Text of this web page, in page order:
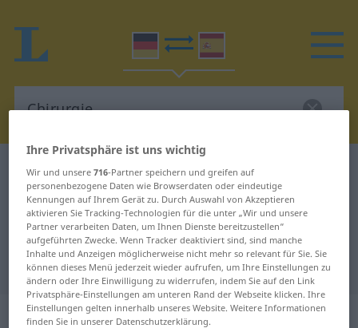
Deutsch-Spanisch Wörterbuch Chirurgie
Deutsch-Spanisch Übersetzung für
"Chirurgie"
"Chirurgie" Spanisch Übersetzung
„Chirurgie“: Femininum
Ihre Privatsphäre ist uns wichtig
Wir und unsere716-Partner speichern und greifen auf
personenbezogene Daten wie Browserdaten oder eindeutige
Kennungen auf Ihrem Gerät zu. Durch Auswahl von Akzeptieren
aktivieren Sie Tracking-Technologien für die unter „Wir und unsere
Partner verarbeiten Daten, um Ihnen Dienste bereitzustellen“
aufgeführten Zwecke. Wenn Tracker deaktiviert sind, sind manche
Inhalte und Anzeigen möglicherweise nicht mehr so relevant für Sie. Sie
können dieses Menü jederzeit wieder aufrufen, um Ihre Einstellungen zu
ändern oder Ihre Einwilligung zu widerrufen, indem Sie auf den Link
Privatsphäre-Einstellungen am unteren Rand der Webseite klicken. Ihre
Einstellungen gelten innerhalb unseres Website. Weitere Informationen
finden Sie in unserer Datenschutzerklärung.